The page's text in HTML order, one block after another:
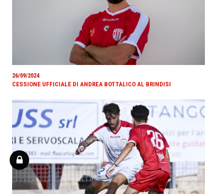
26/09/2024
CESSIONE UFFICIALE DI ANDREA BOTTALICO AL BRINDISI